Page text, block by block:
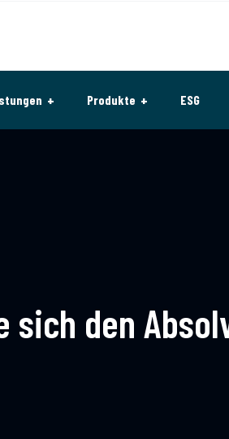
Produkte ESG
sich den